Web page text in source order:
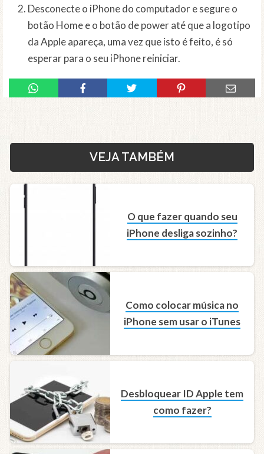
Desconecte o iPhone do computador e segure o
botão Home e o botão de power até que a logotipo
da Apple apareça, uma vez que isto é feito, é só
esperar para o seu iPhone reiniciar.
VEJA TAMBÉM
O que fazer quando seu
iPhone desliga sozinho?
Como colocar música no
iPhone sem usar o iTunes
Desbloquear ID Apple tem
como fazer?